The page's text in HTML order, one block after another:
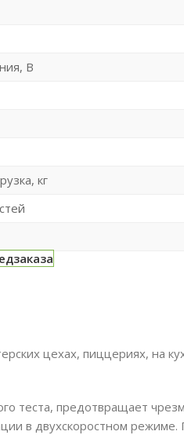
В
кг
цехах, пиццериях, на
теста, предотвращает
в двухскоростном режиме.